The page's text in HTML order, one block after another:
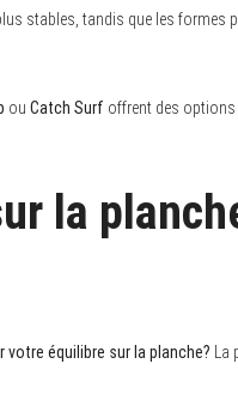
stables, tandis que les formes
ou Catch Surf offrent des options
la
équilibre sur la planche?